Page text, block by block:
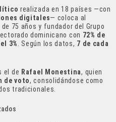
realizada en 18 países —con
digitales— coloca al
de 75 años y fundador del Grupo
dominicano con 72% de
3% . Según los datos, 7 de cada
el de Rafael Monestina, quien
de voto, consolidándose como
tradicionales.